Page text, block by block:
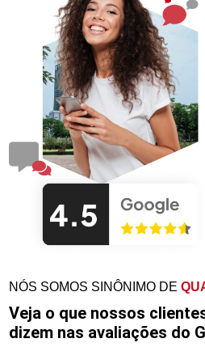
NÓS SOMOS SINÔNIMO DE
Veja o que nossos
dizem nas avaliações do